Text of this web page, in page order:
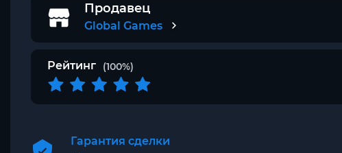
Продавец
Global Games
Рейтинг (100%)
Гарантия сделки